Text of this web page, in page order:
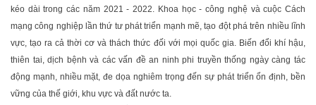
kéo dài trong các năm 2021 - 2022. Khoa học - công nghệ và cuộc Cách
mạng công nghiệp lần thứ tư phát triển mạnh mẽ, tạo đột phá trên nhiều lĩnh
vực, tạo ra cả thời cơ và thách thức đối với mọi quốc gia. Biến đổi khí hậu,
thiên tai, dịch bệnh và các vấn đề an ninh phi truyền thống ngày càng tác
động mạnh, nhiều mặt, đe dọa nghiêm trọng đến sự phát triển ổn định, bền
vững của thế giới, khu vực và đất nước ta.